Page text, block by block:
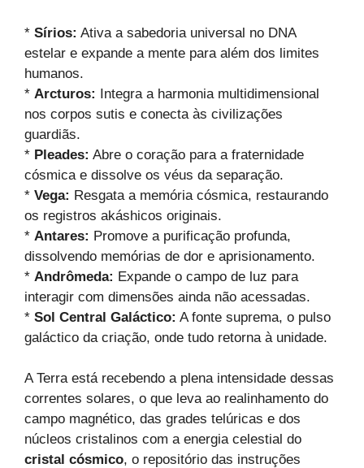
* Sírios: Ativa a sabedoria universal no DNA
estelar e expande a mente para além dos limites
humanos.
* Arcturos: Integra a harmonia multidimensional
nos corpos sutis e conecta às civilizações
guardiãs.
* Pleades: Abre o coração para a fraternidade
cósmica e dissolve os véus da separação.
* Vega: Resgata a memória cósmica, restaurando
os registros akáshicos originais.
* Antares: Promove a purificação profunda,
dissolvendo memórias de dor e aprisionamento.
* Andrômeda: Expande o campo de luz para
interagir com dimensões ainda não acessadas.
* Sol Central Galáctico: A fonte suprema, o pulso
galáctico da criação, onde tudo retorna à unidade.
A Terra está recebendo a plena intensidade dessas
correntes solares, o que leva ao realinhamento do
campo magnético, das grades telúricas e dos
núcleos cristalinos com a energia celestial do
cristal cósmico, o repositório das instruções